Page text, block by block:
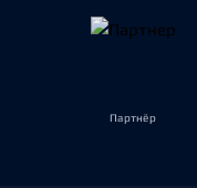
Партнёр